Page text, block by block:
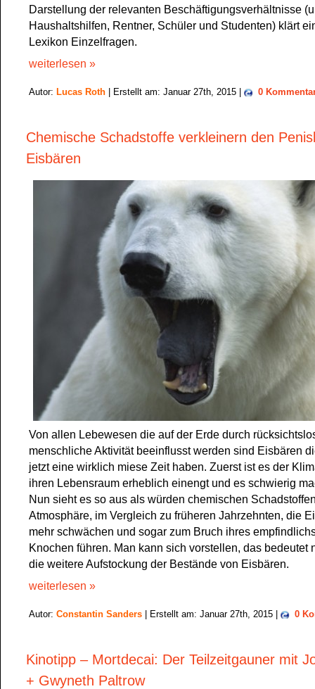
Darstellung der relevanten Beschäftigungsverhältnisse
Haushaltshilfen, Rentner, Schüler und Studenten) klärt
Lexikon Einzelfragen.
weiterlesen »
Autor: Lucas Roth | Erstellt am: Januar 27th, 2015 | 0
Chemische Schadstoffe verkleinern den
Eisbären
Von allen Lebewesen die auf der Erde durch
menschliche Aktivität beeinflusst werden sind Eisbären
jetzt eine wirklich miese Zeit haben. Zuerst ist es der
ihren Lebensraum erheblich einengt und es schwierig
Nun sieht es so aus als würden chemischen
Atmosphäre, im Vergleich zu früheren Jahrzehnten, die
mehr schwächen und sogar zum Bruch ihres
Knochen führen. Man kann sich vorstellen, das bedeutet
die weitere Aufstockung der Bestände von Eisbären.
weiterlesen »
Autor: Constantin Sanders | Erstellt am: Januar 27th, 2015 | 0
Kinotipp – Mortdecai: Der Teilzeitgauner mit
+ Gwyneth Paltrow